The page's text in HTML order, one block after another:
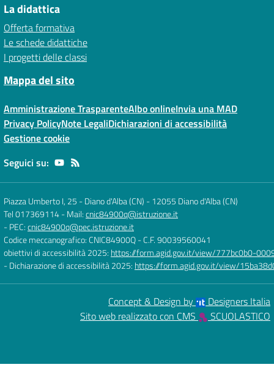
La didattica
Offerta formativa
Le schede didattiche
I progetti delle classi
Mappa del sito
Amministrazione TrasparenteAlbo onlineInvia una MAD
Privacy PolicyNote LegaliDichiarazioni di accessibilità
Gestione cookie
Seguici su:
Piazza Umberto I, 25 - Diano d'Alba (CN) -12055 Diano d'Alba (CN)
Tel 017369114- Mail:cnic84900q@istruzione.it
- PEC:cnic84900q@pec.istruzione.it
Codice meccanografico: CNIC84900Q- C.F. 90039560041
obiettivi di accessibilità 2025: https://form.agid.gov.it/view/777bc0b0-
- Dichiarazione di accessibilità 2025: https://form.agid.gov.it/view/
Concept & Design by
Designers Italia
Sito web realizzato con CMS
SCUOLASTICO